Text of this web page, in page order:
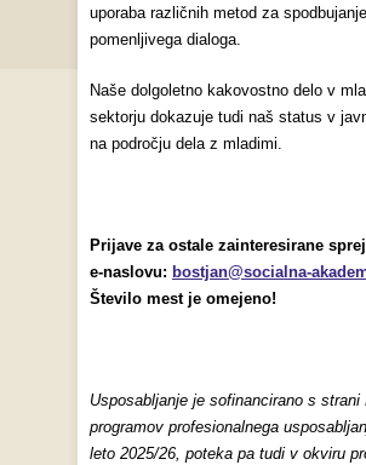
uporaba različnih metod za spodbujanje
pomenljivega dialoga.
Naše dolgoletno kakovostno delo v
sektorju dokazuje tudi naš status v
na področju dela z mladimi.
Prijave za ostale zainteresirane
e-naslovu: bostjan@socialna-
Število mest je omejeno!
Usposabljanje je sofinancirano s strani
programov profesionalnega
leto 2025/26, poteka pa tudi v okviru